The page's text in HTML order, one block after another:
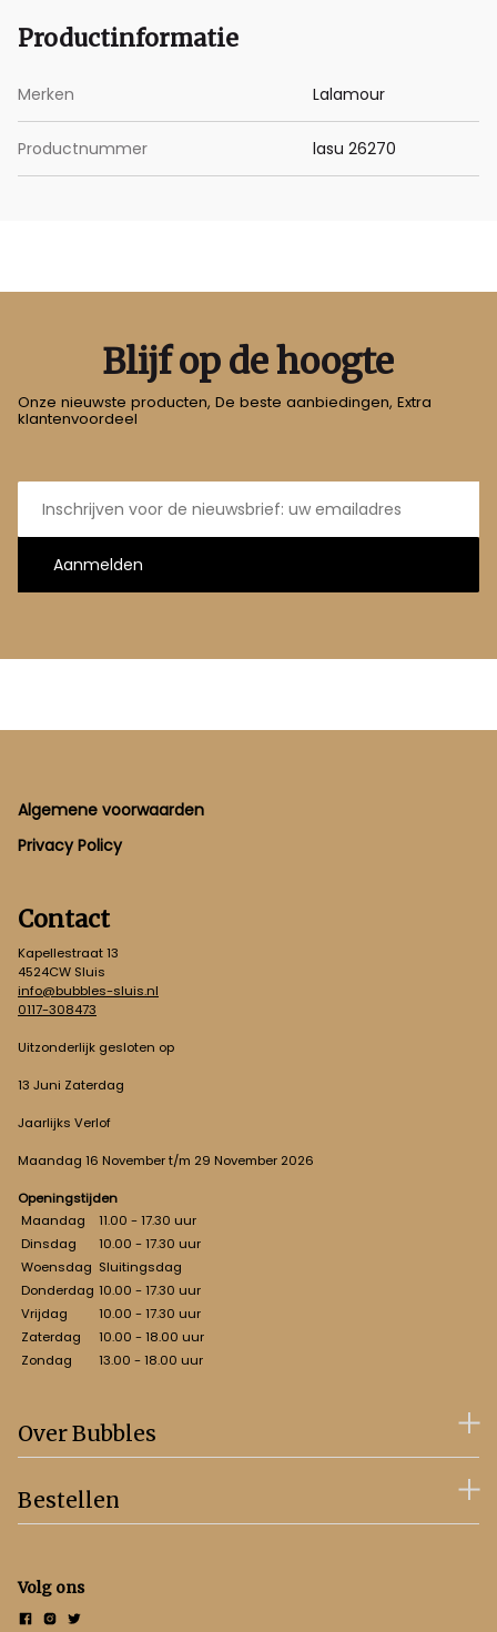
Productinformatie
Merken Lalamour
Productnummer lasu 26270
Blijf op de hoogte
Onze nieuwste producten, De beste aanbiedingen, Extra
klantenvoordeel
E-
mailadres
Aanmelden
Footer
Algemene voorwaarden
Privacy Policy
Contact
Kapellestraat 13
4524CW Sluis
info@bubbles-sluis.nl
0117-308473
Uitzonderlijk gesloten op
13 Juni Zaterdag
Jaarlijks Verlof
Maandag 16 November t/m 29 November 2026
Openingstijden
Maandag
11.00 - 17.30 uur
Dinsdag
10.00 - 17.30 uur
Woensdag Sluitingsdag
Donderdag 10.00 - 17.30 uur
Vrijdag
10.00 - 17.30 uur
Zaterdag
10.00 - 18.00 uur
Zondag
13.00 - 18.00 uur
Over Bubbles
Bestellen
Volg ons